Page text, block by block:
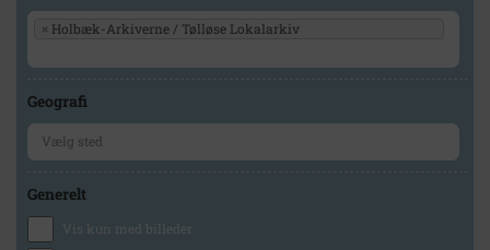
× Holbæk-Arkiverne / Tølløse Lokalarkiv
Geografi
Generelt
Vis kun med billeder